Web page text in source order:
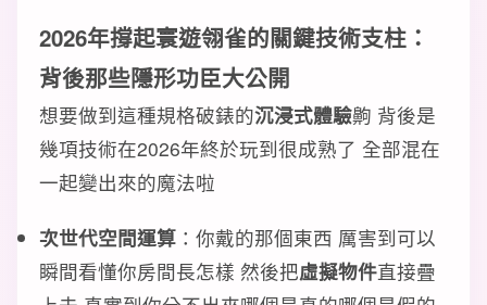
2026年撐起寰遊翎雀的關鍵技術支柱：
背後那些隱形功臣大公開
想要做到這種規格破錶的沉浸式體驗齁 背後是
幾項技術在2026年終於玩到很成熟了 全部混在
一起變出來的魔法啦
次世代空間運算 ：你戴的那個東西 厲害到可以
瞬間看懂你房間長怎樣 然後把虛擬物件直接疊